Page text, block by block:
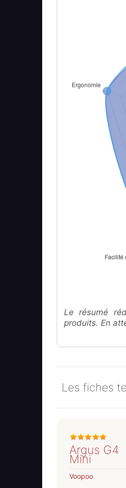
Le résumé
produits. En
Les fiches
Argus G4
Mini
Voopoo